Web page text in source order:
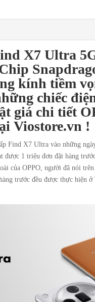
X7 Ultra
kính tiềm
chiếc
giá chi tiết
Viostore.vn !
Find X7 Ultra vào những
1 triệu đơn đặt hàng
của OPPO, người đã nói
trước đều được thực hiện